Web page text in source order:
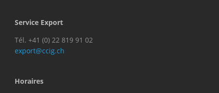
Service Export
Tél. +41 (0) 22 819 91 02
export@ccig.ch
Horaires